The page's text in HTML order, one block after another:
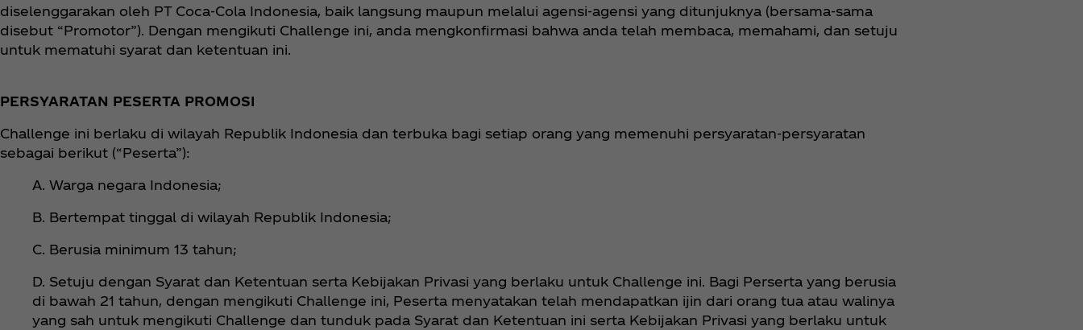
diselenggarakan oleh PT Coca‑Cola Indonesia, baik langsung maupun melalui agensi-agensi yang ditunjuknya (bersama-sama
disebut “Promotor”). Dengan mengikuti Challenge ini, anda mengkonfirmasi bahwa anda telah membaca, memahami, dan setuju
untuk mematuhi syarat dan ketentuan ini.
PERSYARATAN PESERTA PROMOSI
Challenge ini berlaku di wilayah Republik Indonesia dan terbuka bagi setiap orang yang memenuhi persyaratan-persyaratan
sebagai berikut (“Peserta”):
A. Warga negara Indonesia;
B. Bertempat tinggal di wilayah Republik Indonesia;
C. Berusia minimum 13 tahun;
D. Setuju dengan Syarat dan Ketentuan serta Kebijakan Privasi yang berlaku untuk Challenge ini. Bagi Perserta yang berusia
di bawah 21 tahun, dengan mengikuti Challenge ini, Peserta menyatakan telah mendapatkan ijin dari orang tua atau walinya
yang sah untuk mengikuti Challenge dan tunduk pada Syarat dan Ketentuan ini serta Kebijakan Privasi yang berlaku untuk